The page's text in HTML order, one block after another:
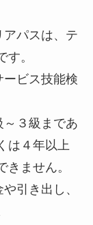
パスは、テ
。
ビス技能検
３級まであ
は４年以上
ません。
引き出し、